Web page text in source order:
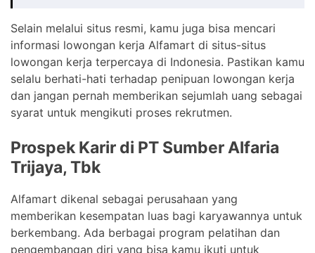
Selain melalui situs resmi, kamu juga bisa mencari
informasi lowongan kerja Alfamart di situs-situs
lowongan kerja terpercaya di Indonesia. Pastikan kamu
selalu berhati-hati terhadap penipuan lowongan kerja
dan jangan pernah memberikan sejumlah uang sebagai
syarat untuk mengikuti proses rekrutmen.
Prospek Karir di PT Sumber Alfaria
Trijaya, Tbk
Alfamart dikenal sebagai perusahaan yang
memberikan kesempatan luas bagi karyawannya untuk
berkembang. Ada berbagai program pelatihan dan
pengembangan diri yang bisa kamu ikuti untuk